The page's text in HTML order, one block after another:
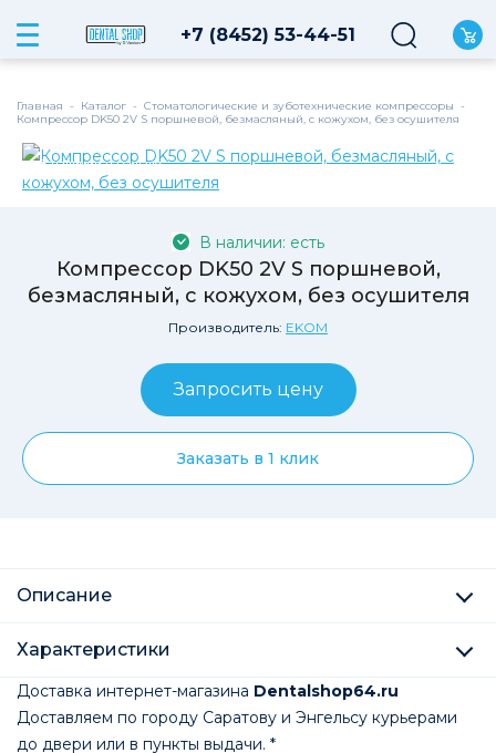
Главная - Каталог - Стоматологические и зуботехнические компрессоры -
Компрессор DK50 2V S поршневой, безмасляный, с кожухом, без осушителя
В наличии на складе
В наличии: есть
Компрессор DK50 2V S поршневой,
безмасляный, с кожухом, без осушителя
Производитель: EKOM
Запросить цену
Заказать в 1 клик
Описание
Характеристики
Доставка интернет-магазина Dentalshop64.ru
Доставляем по городу Саратову и Энгельсу курьерами
до двери или в пункты выдачи. *
+7 (8452) 53-44-51